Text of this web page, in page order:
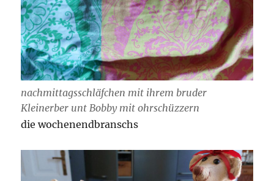
nachmittagsschläfchen mit ihrem bruder
Kleinerber unt Bobby mit ohrschüzzern
die wochenendbranschs